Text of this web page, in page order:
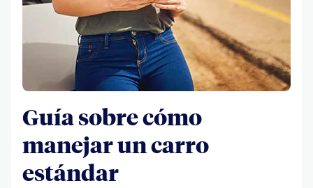
Guía sobre cómo
manejar un carro
estándar